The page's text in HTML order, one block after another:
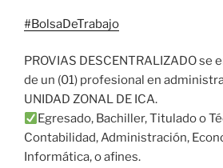
#BolsaDeTrabajo
PROVIAS DESCENTRALIZADO se
de un (01) profesional en
UNIDAD ZONAL DE ICA.
Egresado, Bachiller, Titulado o
Contabilidad, Administración,
Informática, o afines.